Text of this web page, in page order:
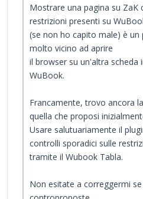
Mostrare una pagina su ZaK
restrizioni presenti su
(se non ho capito male) è un
molto vicino ad aprire
il browser su un'altra scheda
WuBook.
Francamente, trovo ancora
quella che proposi
Usare salutuariamente il
controlli sporadici sulle
tramite il Wubook Tabla.
Non esitate a correggermi